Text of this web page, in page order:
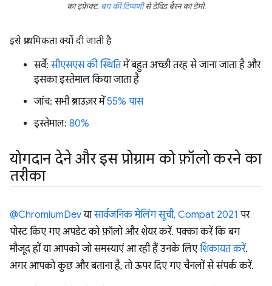
का इफ़ेक्ट. बग की टिप्पणीसे डेविड बैरन का डेमो.
इसे प्राथमिकता क्यों दी जाती है
सर्वे:सीएसएस की स्थितिमें बहुत अच्छी तरह से जाना जाता है और
इसका इस्तेमाल किया जाता है
जांच: सभी ब्राउज़र में55% पास
इस्तेमाल: 80%
योगदान देने और इस प्रोग्राम को फ़ॉलो करने का
तरीका
@ChromiumDevयासार्वजनिक मेलिंग सूची, Compat 2021 पर
पोस्ट किए गए अपडेट को फ़ॉलो और शेयर करें. पक्का करें कि बग
मौजूद हों या आपको जो समस्याएं आ रही हैं उनके लिएशिकायत करें.
अगर आपको कुछ और बताना है, तो ऊपर दिए गए चैनलों से संपर्क करें.